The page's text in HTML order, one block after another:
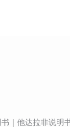
｜他达拉非说明